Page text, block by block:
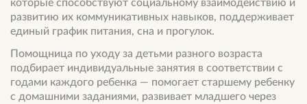
которые способствуют социальному взаимодействию и
развитию их коммуникативных навыков, поддерживает
единый график питания, сна и прогулок.
Помощница по уходу за детьми разного возраста
подбирает индивидуальные занятия в соответствии с
годами каждого ребенка — помогает старшему ребенку
с домашними заданиями, развивает младшего через